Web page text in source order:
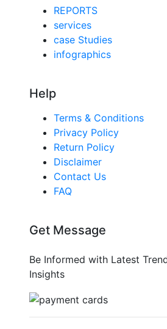
REPORTS
services
case Studies
infographics
Help
Terms & Conditions
Privacy Policy
Return Policy
Disclaimer
Contact Us
FAQ
Get Message
Be Informed with Latest
Insights